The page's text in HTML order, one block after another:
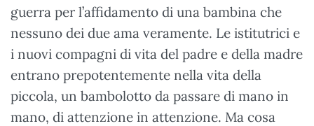
guerra per l’affidamento di una bambina che
nessuno dei due ama veramente. Le istitutrici e
i nuovi compagni di vita del padre e della madre
entrano prepotentemente nella vita della
piccola, un bambolotto da passare di mano in
mano, di attenzione in attenzione. Ma cosa